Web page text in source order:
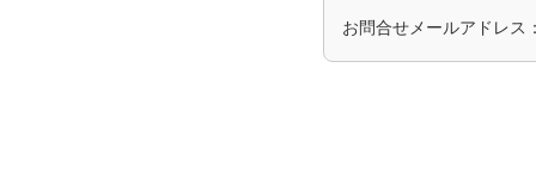
お問合せメールアドレス